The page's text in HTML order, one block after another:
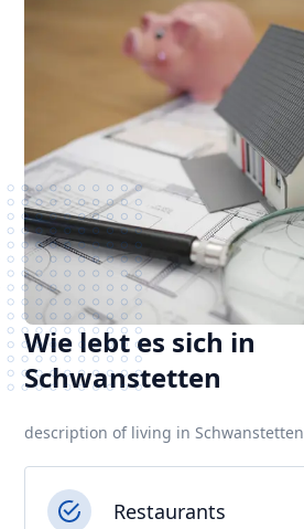
Wie lebt es sich in
Schwanstetten
description of living in Schwanstetten
Restaurants